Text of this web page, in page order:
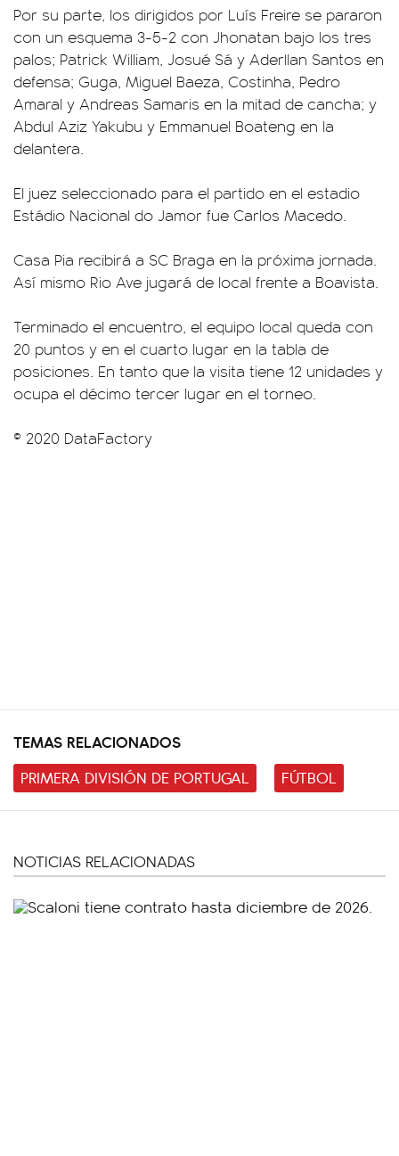
Por su parte, los dirigidos por Luís Freire se pararon
con un esquema 3-5-2 con Jhonatan bajo los tres
palos; Patrick William, Josué Sá y Aderllan Santos en
defensa; Guga, Miguel Baeza, Costinha, Pedro
Amaral y Andreas Samaris en la mitad de cancha; y
Abdul Aziz Yakubu y Emmanuel Boateng en la
delantera.
El juez seleccionado para el partido en el estadio
Estádio Nacional do Jamor fue Carlos Macedo.
Casa Pia recibirá a SC Braga en la próxima jornada.
Así mismo Rio Ave jugará de local frente a Boavista.
Terminado el encuentro, el equipo local queda con
20 puntos y en el cuarto lugar en la tabla de
posiciones. En tanto que la visita tiene 12 unidades y
ocupa el décimo tercer lugar en el torneo.
© 2020 DataFactory
TEMAS RELACIONADOS
PRIMERA DIVISIÓN DE PORTUGAL
FÚTBOL
NOTICIAS RELACIONADAS